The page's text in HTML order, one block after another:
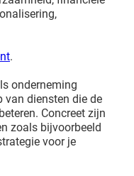
.
onderneming
van diensten die de
Concreet zijn
zoals bijvoorbeeld
voor je